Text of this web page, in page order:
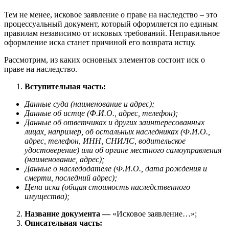
Тем не менее, исковое заявление о праве на наследство – это
процессуальный документ, который оформляется по единым
правилам независимо от исковых требований. Неправильное
оформление иска станет причиной его возврата истцу.
Рассмотрим, из каких основных элементов состоит иск о
праве на наследство.
Вступительная часть:
Данные суда (наименование и адрес);
Данные об истце (Ф.И.О., адрес, телефон);
Данные об ответчиках и других заинтересованных
лицах, например, об остальных наследниках (Ф.И.О.,
адрес, телефон, ИНН, СНИЛС, водительское
удостоверение) или об органе местного самоуправления
(наименование, адрес);
Данные о наследодателе (Ф.И.О., дата рождения и
смерти, последний адрес);
Цена иска (общая стоимость наследственного
имущества);
Название документа — «Исковое заявление…»;
Описательная часть: